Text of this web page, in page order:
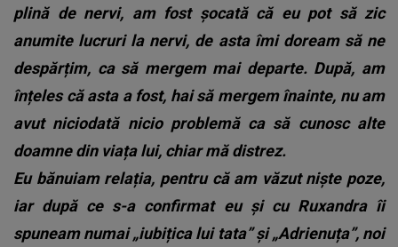
plină de nervi, am fost șocată că eu pot să zic
anumite lucruri la nervi, de asta îmi doream să ne
despărțim, ca să mergem mai departe. După, am
înțeles că asta a fost, hai să mergem înainte, nu am
avut niciodată nicio problemă ca să cunosc alte
doamne din viața lui, chiar mă distrez.
Eu bănuiam relația, pentru că am văzut niște poze,
iar după ce s-a confirmat eu și cu Ruxandra îi
spuneam numai „iubițica lui tata” și „Adrienuța”, noi